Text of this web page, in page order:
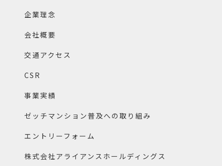
企業理念
会社概要
交通アクセス
CSR
事業実績
ゼッチマンション普及への取り組み
エントリーフォーム
株式会社アライアンスホールディングス